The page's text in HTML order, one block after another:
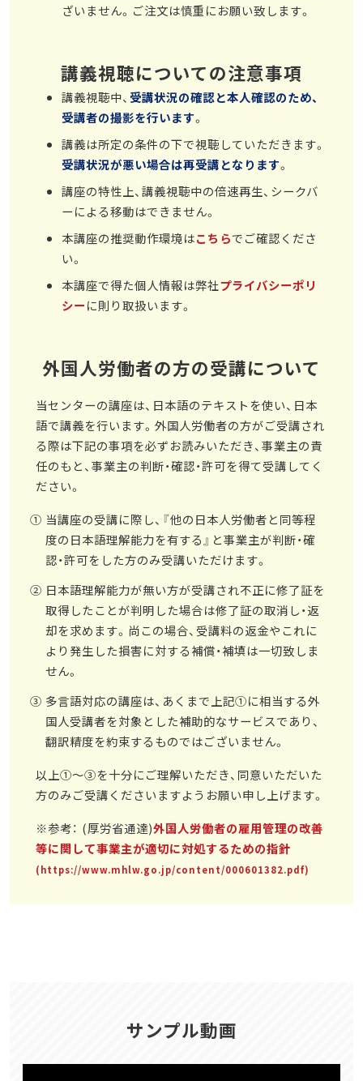
ざいません。ご注文は慎重にお願い致します。
講義視聴についての注意事項
講義視聴中、 受講状況の確認と本人確認のため、
受講者の撮影を行います。
講義は所定の条件の下で視聴していただきます。
受講状況が悪い場合は再受講となります。
講座の特性上、講義視聴中の倍速再生、シークバ
ーによる移動はできません。
本講座の推奨動作環境はこちらでご確認くださ
い。
本講座で得た個人情報は弊社プライバシーポリ
シーに則り取扱います。
外国人労働者の方の受講について
当センターの講座は、日本語のテキストを使い、日本
語で講義を行います。外国人労働者の方がご受講され
る際は下記の事項を必ずお読みいただき、事業主の責
任のもと、事業主の判断・確認・許可を得て受講してく
ださい。
当講座の受講に際し、『他の日本人労働者と同等程
度の日本語理解能力を有する』と事業主が判断・確
認・許可をした方のみ受講いただけます。
日本語理解能力が無い方が受講され不正に修了証を
取得したことが判明した場合は修了証の取消し・返
却を求めます。尚この場合、受講料の返金やこれに
より発生した損害に対する補償・補填は一切致しま
せん。
多言語対応の講座は、あくまで上記①に相当する外
国人受講者を対象とした補助的なサービスであり、
翻訳精度を約束するものではございません。
以上①～③を十分にご理解いただき、同意いただいた
方のみご受講くださいますようお願い申し上げます。
※参考： (厚労省通達)外国人労働者の雇用管理の改善
等に関して事業主が適切に対処するための指針
(https://www.mhlw.go.jp/content/000601382.pdf)
サンプル動画